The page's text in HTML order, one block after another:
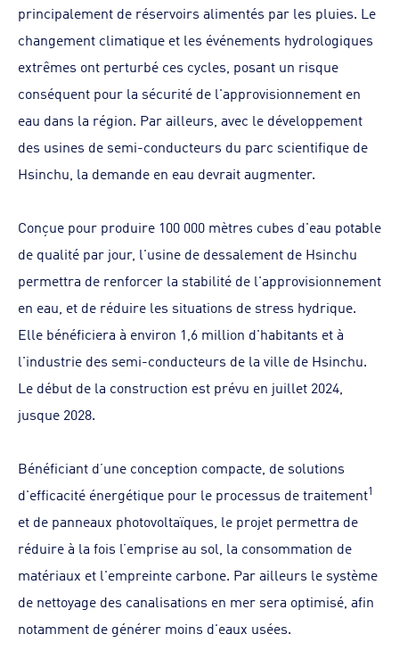
principalement de réservoirs alimentés par les pluies. Le
changement climatique et les événements hydrologiques
extrêmes ont perturbé ces cycles, posant un risque
conséquent pour la sécurité de l'approvisionnement en
eau dans la région. Par ailleurs, avec le développement
des usines de semi-conducteurs du parc scientifique de
Hsinchu, la demande en eau devrait augmenter.
Conçue pour produire 100 000 mètres cubes d'eau potable
de qualité par jour, l'usine de dessalement de Hsinchu
permettra de renforcer la stabilité de l'approvisionnement
en eau, et de réduire les situations de stress hydrique.
Elle bénéficiera à environ 1,6 million d'habitants et à
l'industrie des semi-conducteurs de la ville de Hsinchu.
Le début de la construction est prévu en juillet 2024,
jusque 2028.
Bénéficiant d’une conception compacte, de solutions
d'efficacité énergétique pour le processus de traitement1
et de panneaux photovoltaïques, le projet permettra de
réduire à la fois l’emprise au sol, la consommation de
matériaux et l'empreinte carbone. Par ailleurs le système
de nettoyage des canalisations en mer sera optimisé, afin
notamment de générer moins d'eaux usées.